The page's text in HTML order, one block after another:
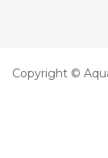
Copyright ©